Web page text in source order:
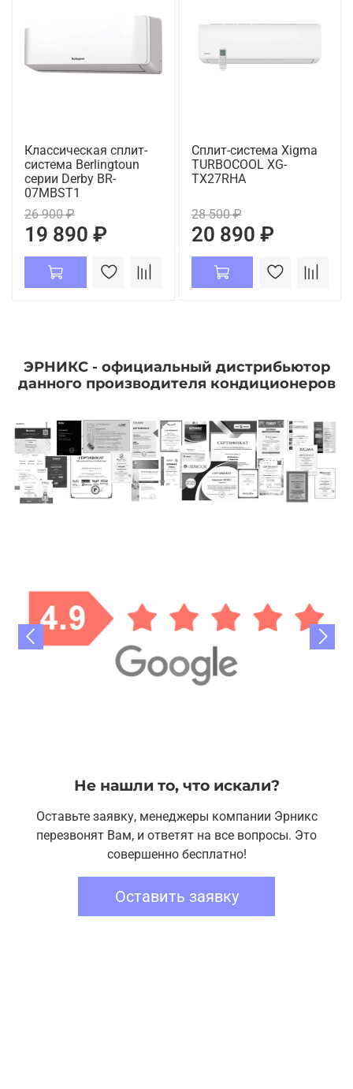
Классическая сплит-
система Berlingtoun
серии Derby BR-
07MBST1
26 900 ₽
19 890 ₽
Сплит-система Xigma
TURBOCOOL XG-
TX27RHA
28 500 ₽
20 890 ₽
ЭРНИКС - официальный дистрибьютор
данного производителя кондиционеров
Не нашли то, что искали?
Оставьте заявку, менеджеры компании Эрникс
перезвонят Вам, и ответят на все вопросы. Это
совершенно бесплатно!
Оставить заявку